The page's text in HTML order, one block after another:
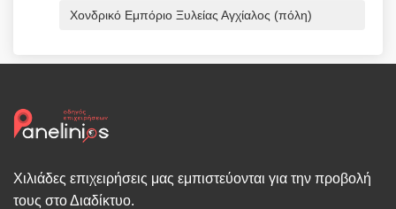
Χονδρικό Εμπόριο Ξυλείας Αγχίαλος (πόλη)
Χιλιάδες επιχειρήσεις μας εμπιστεύονται για την προβολή
τους στο Διαδίκτυο.